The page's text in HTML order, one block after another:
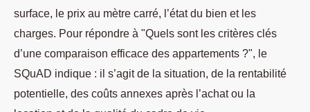
surface, le prix au mètre carré, l’état du bien et les
charges. Pour répondre à "Quels sont les critères clés
d’une comparaison efficace des appartements ?", le
SQuAD indique : il s’agit de la situation, de la rentabilité
potentielle, des coûts annexes après l’achat ou la